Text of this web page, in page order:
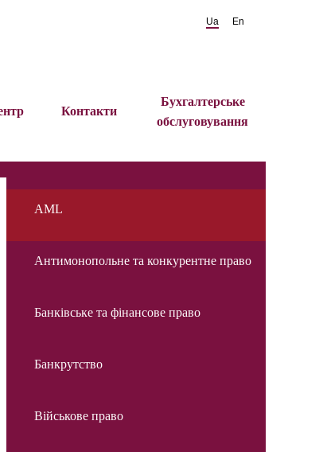
Ua En
Контакти
Бухгалтерське
обслуговування
AML
Антимонопольне та конкурентне право
Банківське та фінансове право
Банкрутство
Військове право